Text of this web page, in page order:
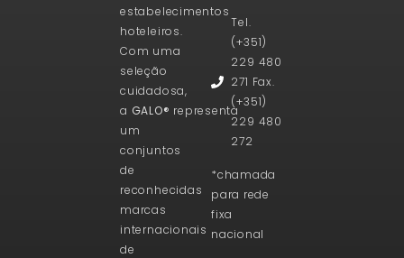
estabelecimentos
hoteleiros.
Com uma
seleção
cuidadosa,
a GALO® representa
um
conjuntos
de
reconhecidas
marcas
internacionais
de
Tel.
(+351)
229 480
271 Fax.
(+351)
229 480
272
*chamada
para rede
fixa
nacional